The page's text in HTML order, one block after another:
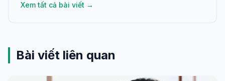
Xem tất cả bài viết →
Bài viết liên quan